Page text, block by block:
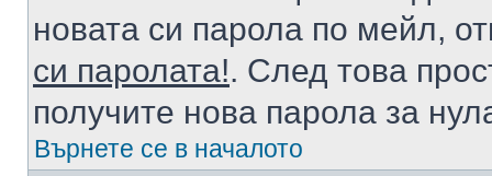
новата си парола по мейл,
си паролата!. След това
получите нова парола за
Върнете се в началото